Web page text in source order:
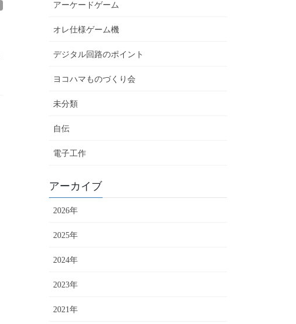
アーケードゲーム
オレ仕様ゲーム機
デジタル回路のポイント
ヨコハマものづくり会
未分類
自伝
電子工作
アーカイブ
2026年
2025年
2024年
2023年
2021年